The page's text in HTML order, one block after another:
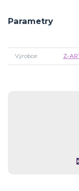
Parametry
Výrobce Z-